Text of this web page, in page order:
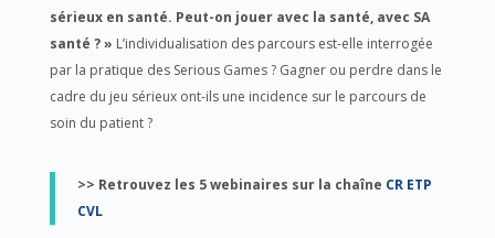
sérieux en santé. Peut-on jouer avec la santé, avec SA
santé ? » L’individualisation des parcours est-elle interrogée
par la pratique des Serious Games ? Gagner ou perdre dans le
cadre du jeu sérieux ont-ils une incidence sur le parcours de
soin du patient ?
>> Retrouvez les 5 webinaires sur la chaîne CR ETP
CVL